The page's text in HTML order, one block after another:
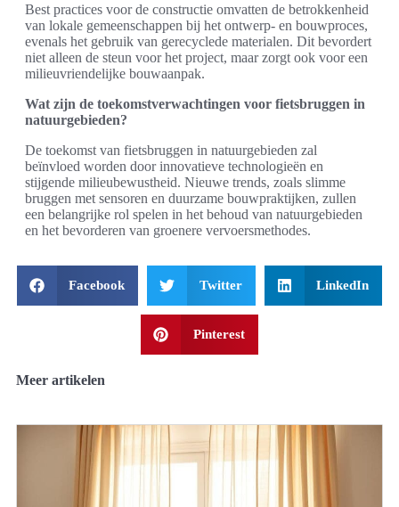
Best practices voor de constructie omvatten de betrokkenheid
van lokale gemeenschappen bij het ontwerp- en bouwproces,
evenals het gebruik van gerecyclede materialen. Dit bevordert
niet alleen de steun voor het project, maar zorgt ook voor een
milieuvriendelijke bouwaanpak.
Wat zijn de toekomstverwachtingen voor fietsbruggen in
natuurgebieden?
De toekomst van fietsbruggen in natuurgebieden zal
beïnvloed worden door innovatieve technologieën en
stijgende milieubewustheid. Nieuwe trends, zoals slimme
bruggen met sensoren en duurzame bouwpraktijken, zullen
een belangrijke rol spelen in het behoud van natuurgebieden
en het bevorderen van groenere vervoersmethodes.
Facebook Twitter LinkedIn
Pinterest
Meer artikelen